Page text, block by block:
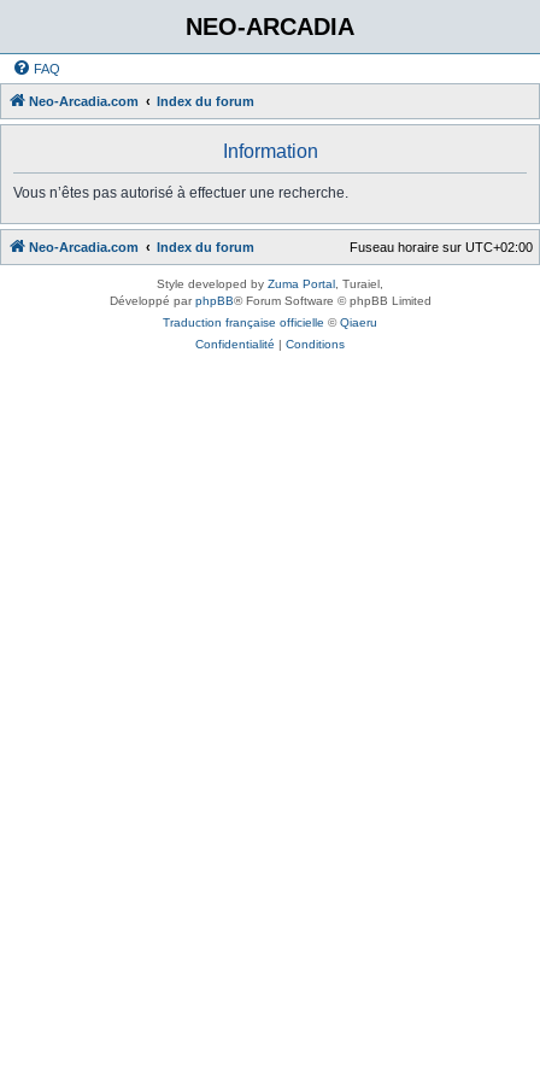
NEO-ARCADIA
FAQ
Neo-Arcadia.com Index du forum
Information
Vous n’êtes pas autorisé à effectuer une recherche.
Neo-Arcadia.com Index du forum Fuseau horaire sur UTC+02:00
Style developed by Zuma Portal , Turaiel,
Développé parphpBB® Forum Software © phpBB Limited
Traduction française officielle ©Qiaeru
Confidentialité | Conditions